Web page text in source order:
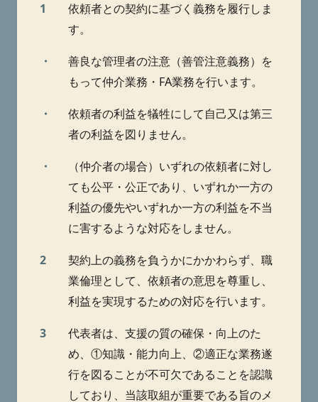
1
依頼者との契約に基づく義務を履行しま
す。
・
善良な管理者の注意（善管注意義務）を
もって仲介業務・FA業務を行います。
・
依頼者の利益を犠牲にして自己又は第三
者の利益を図りません。
・
（仲介者の場合）いずれの依頼者に対し
ても公平・公正であり、いずれか一方の
利益の優先やいずれか一方の利益を不当
に害するような対応をしません。
2
契約上の義務を負うかにかかわらず、職
業倫理として、依頼者の意思を尊重し、
利益を実現するための対応を行います。
3
代表者は、支援の質の確保・向上のた
め、①知識・能力向上、②適正な業務遂
行を図ることが不可欠であることを認識
しており、当該取組が重要である旨のメ